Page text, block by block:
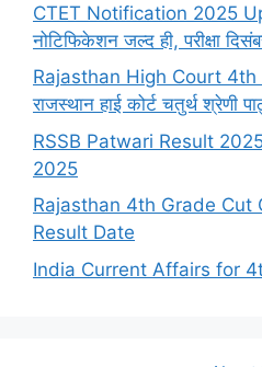
CTET Notification 2025
नोटिफिकेशन जल्द ही, परीक्षा
Rajasthan High Court
राजस्थान हाई कोर्ट चतुर्थ श्रेणी
RSSB Patwari Result
2025
Rajasthan 4th Grade Cut
Result Date
India Current Affairs for